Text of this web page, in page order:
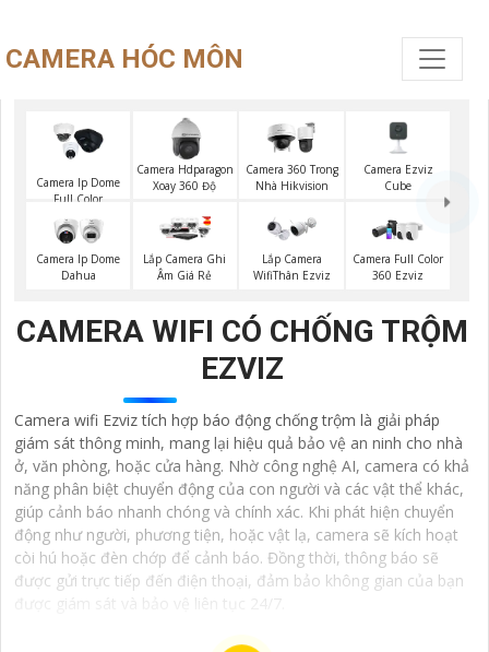
CAMERA HÓC MÔN
Camera Ip Dome
Full Color
Camera Hdparagon
Xoay 360 Độ
Camera 360 Trong
Nhà Hikvision
Camera Ezviz
Cube
Camera Ip Dome
Dahua
Lắp Camera Ghi
Âm Giá Rẻ
Lắp Camera
WifiThân Ezviz
Camera Full Color
360 Ezviz
CAMERA WIFI CÓ CHỐNG TRỘM
EZVIZ
Camera wifi Ezviz tích hợp báo động chống trộm là giải pháp
giám sát thông minh, mang lại hiệu quả bảo vệ an ninh cho nhà
ở, văn phòng, hoặc cửa hàng. Nhờ công nghệ AI, camera có khả
năng phân biệt chuyển động của con người và các vật thể khác,
giúp cảnh báo nhanh chóng và chính xác. Khi phát hiện chuyển
động như người, phương tiện, hoặc vật lạ, camera sẽ kích hoạt
còi hú hoặc đèn chớp để cảnh báo. Đồng thời, thông báo sẽ
được gửi trực tiếp đến điện thoại, đảm bảo không gian của bạn
được giám sát và bảo vệ liên tục 24/7.